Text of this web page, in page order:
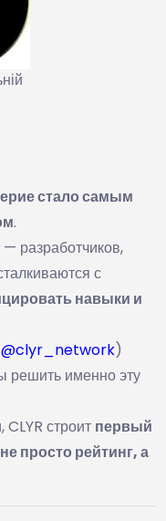
стало самым
.
разработчиков,
с
навыки и
@clyr_network)
решить именно эту
строит первый
просто рейтинг, а